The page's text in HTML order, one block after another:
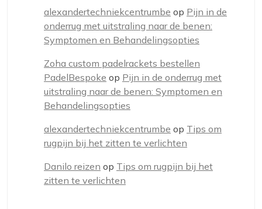
alexandertechniekcentrumbe op Pijn in de
onderrug met uitstraling naar de benen:
Symptomen en Behandelingsopties
Zoha custom padelrackets bestellen
PadelBespoke op Pijn in de onderrug met
uitstraling naar de benen: Symptomen en
Behandelingsopties
alexandertechniekcentrumbe op Tips om
rugpijn bij het zitten te verlichten
Danilo reizen op Tips om rugpijn bij het
zitten te verlichten